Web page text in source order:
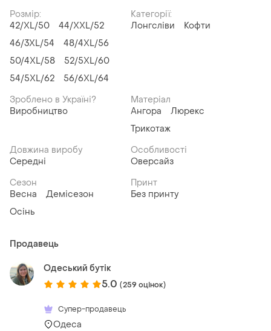
Розмір:
42/XL/50
44/XXL/52
46/3XL/54
48/4XL/56
50/4XL/58
52/5XL/60
54/5XL/62
56/6XL/64
Категорії:
Лонгсліви
Кофти
Зроблено в Україні?
Виробництво
Матеріал
Ангора
Люрекс
Трикотаж
Довжина виробу
Середні
Особливості
Оверсайз
Сезон
Весна
Демісезон
Осінь
Принт
Без принту
Продавець
Одеський бутік
5.0 (259 оцінок)
Супер-продавець
Одеса